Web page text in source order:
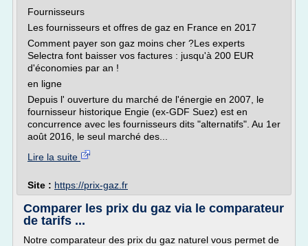
Fournisseurs
Les fournisseurs et offres de gaz en France en 2017
Comment payer son gaz moins cher ?Les experts
Selectra font baisser vos factures : jusqu'à 200 EUR
d'économies par an !
en ligne
Depuis l' ouverture du marché de l'énergie en 2007, le
fournisseur historique Engie (ex-GDF Suez) est en
concurrence avec les fournisseurs dits "alternatifs". Au 1er
août 2016, le seul marché des...
Lire la suite
Site : https://prix-gaz.fr
Comparer les prix du gaz via le comparateur
de tarifs ...
Notre comparateur des prix du gaz naturel vous permet de